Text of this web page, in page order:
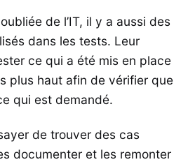
de l’IT, il y a aussi des
dans les tests. Leur
ce qui a été mis en place
plus haut afin de vérifier que
qui est demandé.
de trouver des cas
documenter et les remonter